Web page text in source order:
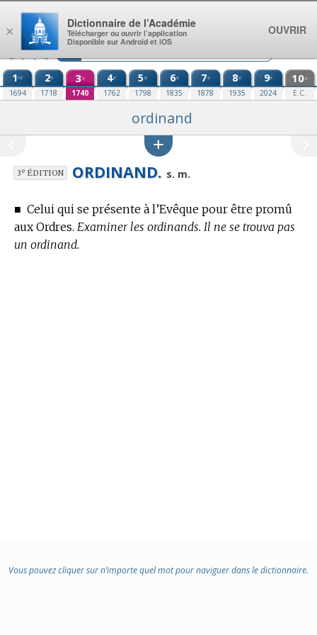
Aller au contenu
1re
1694
2e
1718
3e
1740
4e
1762
5e
1798
6e
1835
7e
1878
8e
1935
9e
2024
10e
E.C.
ordinand
3eÉDITION ORDINAND. s. m.
■ Celui qui se présente à l’Evêque pour être promû
aux Ordres. Examiner les ordinands. Il ne se trouva pas
un ordinand.
Vous pouvez cliquer sur n’importe quel mot pour naviguer dans le dictionnaire.
×
Dictionnaire de l’Académie
Télécharger ou ouvrir l’application
Disponible sur Android et iOS
OUVRIR